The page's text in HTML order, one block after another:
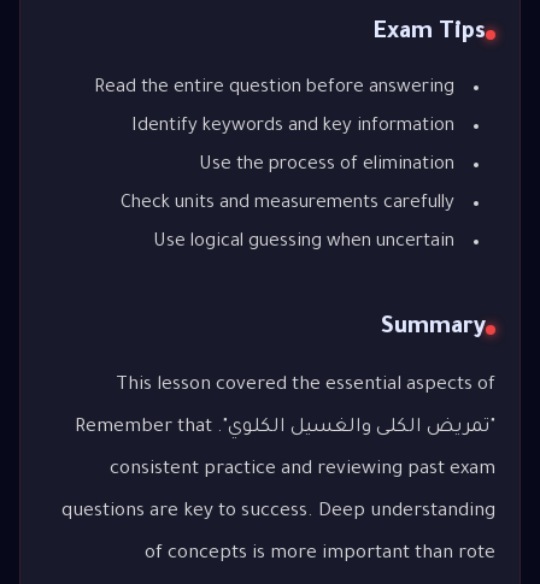
Exam Tips
Read the entire question before answering
Identify keywords and key information
Use the process of elimination
Check units and measurements carefully
Use logical guessing when uncertain
Summary
This lesson covered the essential aspects of
"تمريض الكلى والغسيل الكلوي". Remember that
consistent practice and reviewing past exam
questions are key to success. Deep understanding
of concepts is more important than rote